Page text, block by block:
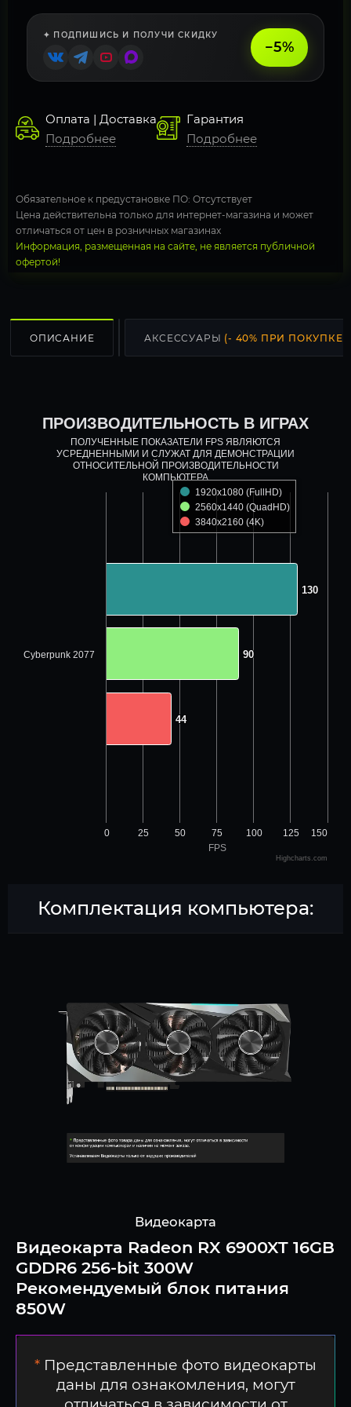
✦ ПОДПИШИСЬ И ПОЛУЧИ СКИДКУ
−5%
Оплата | Доставка
Подробнее
Гарантия
Подробнее
Обязательное к предустановке ПО: Отсутствует
Цена действительна только для интернет-магазина и может
отличаться от цен в розничных магазинах
Информация, размещенная на сайте, не является публичной
офертой!
ОПИСАНИЕ АКСЕССУАРЫ (- 40% ПРИ ПОКУПКЕ
FPS
ПРОИЗВОДИТЕЛЬНОСТЬ В ИГРАХ
ПОЛУЧЕННЫЕ ПОКАЗАТЕЛИ FPS ЯВЛЯЮТСЯ
УСРЕДНЕННЫМИ И СЛУЖАТ ДЛЯ ДЕМОНСТРАЦИИ
ОТНОСИТЕЛЬНОЙ ПРОИЗВОДИТЕЛЬНОСТИ
КОМПЬЮТЕРА
130
130
90
90
44
44
1920x1080 (FullHD)
2560x1440 (QuadHD)
3840x2160 (4K)
0 25 50 75 100 125 150
Cyberpunk 2077
Highcharts.com
Комплектация компьютера:
Видеокарта
Видеокарта Radeon RX 6900XT 16GB
GDDR6 256-bit 300W
Рекомендуемый блок питания
850W
* Представленные фото видеокарты
даны для ознакомления, могут